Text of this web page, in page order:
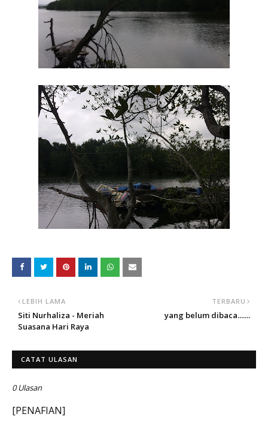
TERBARU
yang belum dibaca.......
LEBIH LAMA
Siti Nurhaliza - Meriah
Suasana Hari Raya
CATAT ULASAN
0 Ulasan
[PENAFIAN]